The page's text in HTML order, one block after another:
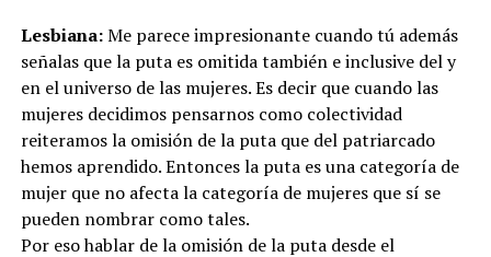
Lesbiana:Me parece impresionante cuando tú además
señalas que la puta es omitida también e inclusive del y
en el universo de las mujeres. Es decir que cuando las
mujeres decidimos pensarnos como colectividad
reiteramos la omisión de la puta que del patriarcado
hemos aprendido. Entonces la puta es una categoría de
mujer que no afecta la categoría de mujeres que sí se
pueden nombrar como tales.
Por eso hablar de la omisión de la puta desde el